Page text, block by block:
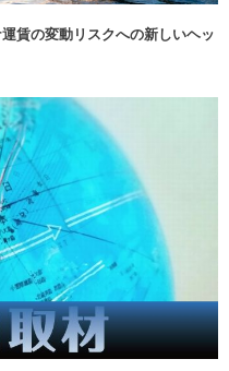
賃の変動リスクへの新しいヘッ